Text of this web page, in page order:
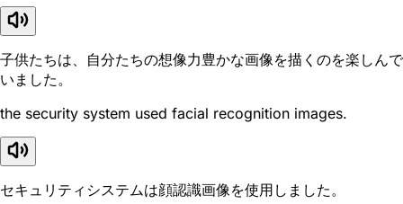
子供たちは、自分たちの想像力豊かな画像を描くのを楽しんで
いました。
the security system used facial recognition images.
セキュリティシステムは顔認識画像を使用しました。